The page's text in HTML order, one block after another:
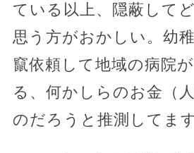
ている以上、隠蔽して
思う方がおかしい。幼
竄依頼して地域の病院
る、何かしらのお金（
のだろうと推測してます